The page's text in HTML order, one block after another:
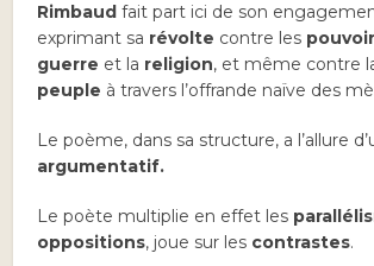
Rimbaud fait part ici de son
exprimant sa révolte contre les
guerre et la religion, et même contre
peuple à travers l’offrande naïve des
Le poème, dans sa structure, a l’allure
argumentatif.
Le poète multiplie en effet les
oppositions, joue sur les contrastes.